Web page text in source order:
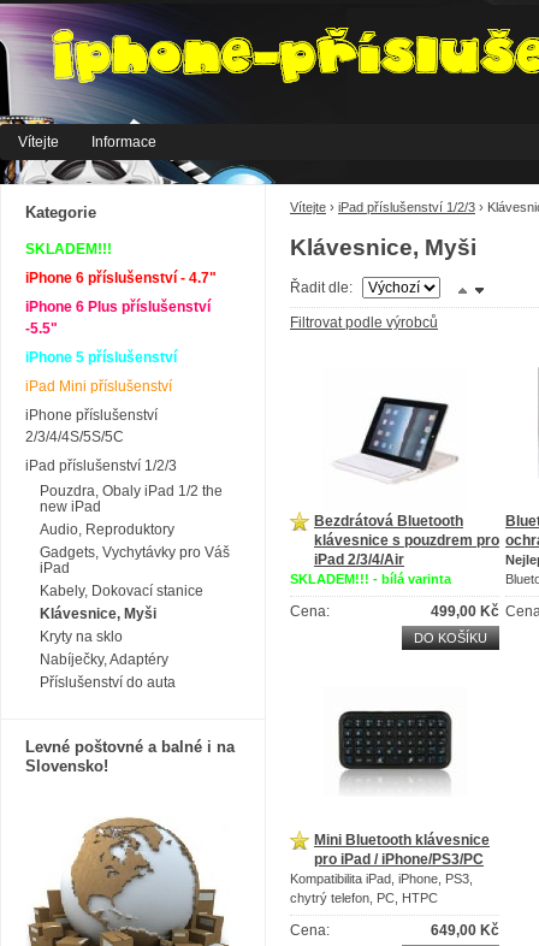
Vítejte Informace
Vítejte › iPad příslušenství 1/2/3 ›
Klávesnice, Myši
Řadit dle:
Filtrovat podle výrobců
Bezdrátová Bluetooth
klávesnice s pouzdrem pro
iPad 2/3/4/Air
SKLADEM!!! - bílá varinta
AKCE - 50% SLEVA!!!
Podporuje bezdrátové
technologii
ovladačů a nabíjecí kabel je
součástí balení
499,00 Kč
Cena:
DO KOŠÍKU
Mini Bluetooth klávesnice
pro iPad / iPhone/PS3/PC
Kompatibilita iPad iPhone PS3
chytrý telefon , PC,
HTPC
Pracovní rozsah 10m, doba
nabíjení
649,00 Kč
Cena:
Kategorie
SKLADEM!!!
iPhone 6 příslušenství - 4.7"
iPhone 6 Plus příslušenství
-5.5"
iPhone 5 příslušenství
iPad Mini příslušenství
iPhone příslušenství
2/3/4/4S/5S/5C
iPad příslušenství 1/2/3
Pouzdra, Obaly iPad 1/2 the
new iPad
Audio, Reproduktory
Gadgets, Vychytávky pro Váš
iPad
Kabely, Dokovací stanice
Klávesnice, Myši
Kryty na sklo
Nabíječky, Adaptéry
Příslušenství do auta
Levné poštovné a balné i na
Slovensko!